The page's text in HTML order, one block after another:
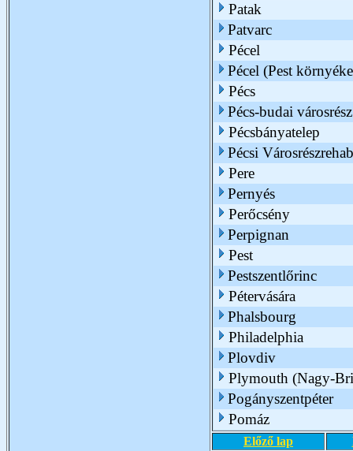
Patak
Patvarc
Pécel
Pécel (Pest
Pécs
Pécs-budai városrész
Pécsbányatelep
Pécsi
Pere
Pernyés
Perőcsény
Perpignan
Pest
Pestszentlőrinc
Pétervására
Phalsbourg
Philadelphia
Plovdiv
Plymouth (Nagy-
Pogányszentpéter
Pomáz
Előző lap